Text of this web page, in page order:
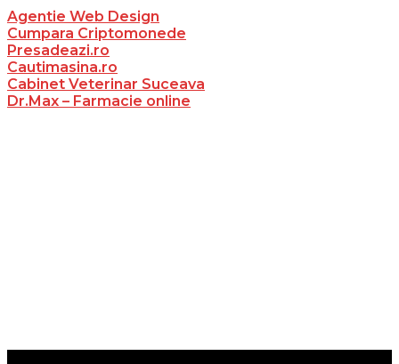
Agentie Web Design
Cumpara Criptomonede
Presadeazi.ro
Cautimasina.ro
Cabinet Veterinar Suceava
Dr.Max – Farmacie online